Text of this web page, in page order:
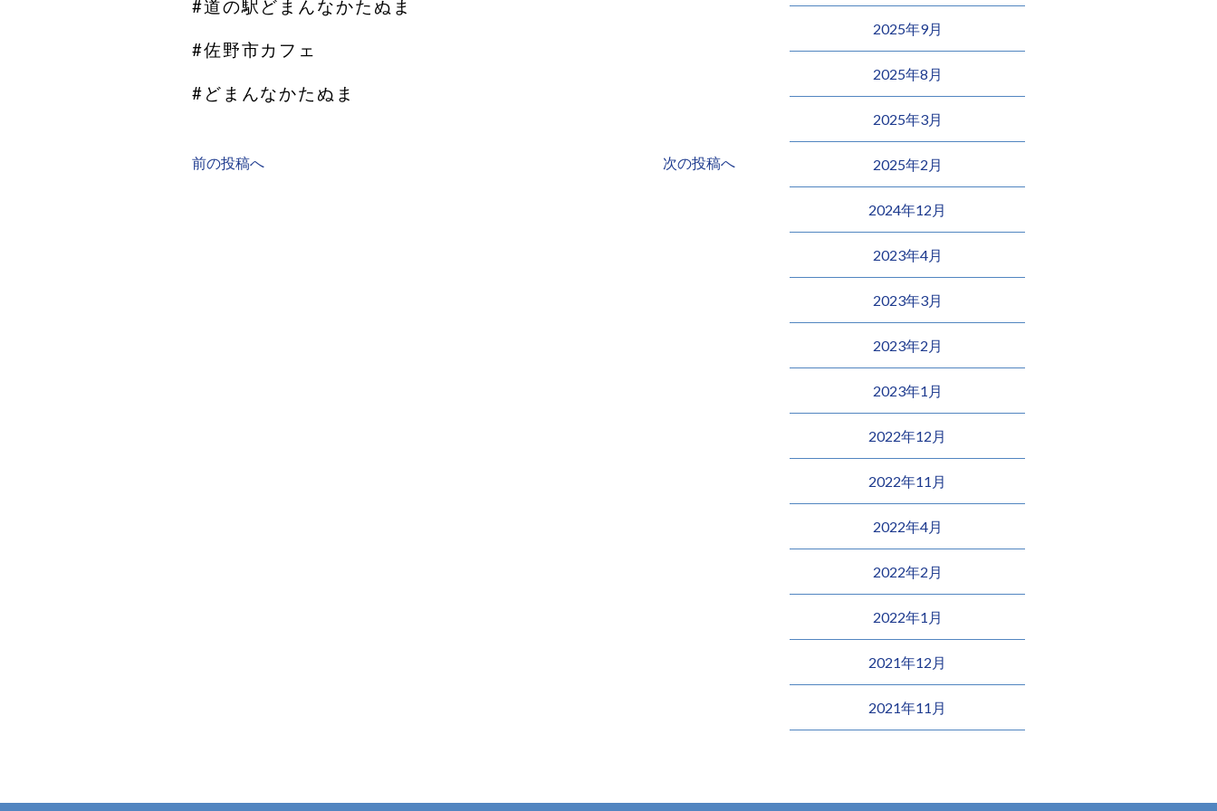
#道の駅どまんなかたぬま
#佐野市カフェ
#どまんなかたぬま
前の投稿へ 次の投稿へ
2025年9月
2025年8月
2025年3月
2025年2月
2024年12月
2023年4月
2023年3月
2023年2月
2023年1月
2022年12月
2022年11月
2022年4月
2022年2月
2022年1月
2021年12月
2021年11月